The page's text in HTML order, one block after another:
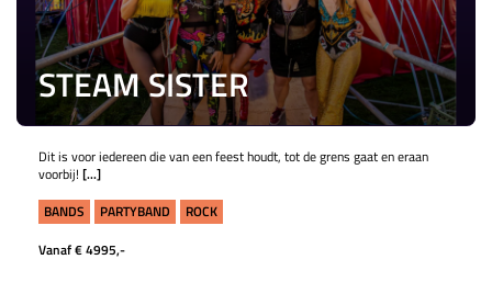
STEAM SISTER
Dit is voor iedereen die van een feest houdt, tot de grens gaat en eraan
voorbij! [...]
BANDS
PARTYBAND
ROCK
Vanaf € 4995,-